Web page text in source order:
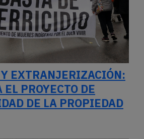
EXTRANJERIZACIÓN:
PROYECTO DE
DE LA PROPIEDAD